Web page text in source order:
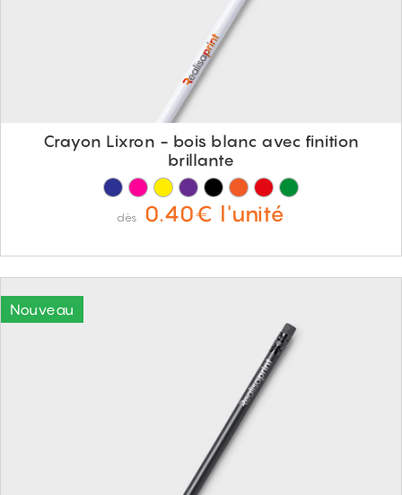
Crayon Lixron - bois blanc avec finition
brillante
dès 0.40€ l'unité